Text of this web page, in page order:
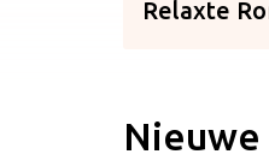
Relaxte